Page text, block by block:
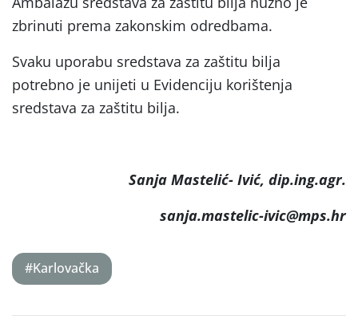
zbrinuti prema zakonskim odredbama.
Svaku uporabu sredstava za zaštitu bilja
potrebno je unijeti u Evidenciju korištenja
sredstava za zaštitu bilja.
Sanja Mastelić- Ivić, dip.ing.agr.
sanja.mastelic-ivic@mps.hr
#Karlovačka